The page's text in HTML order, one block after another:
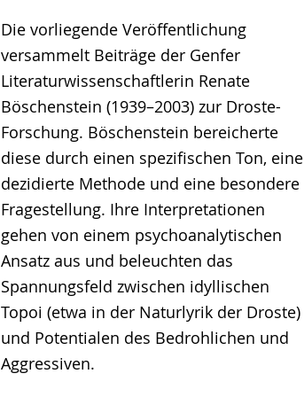
Die vorliegende Veröffentlichung
versammelt Beiträge der Genfer
Literaturwissenschaftlerin Renate
Böschenstein (1939–2003) zur Droste-
Forschung. Böschenstein bereicherte
diese durch einen spezifischen Ton, eine
dezidierte Methode und eine besondere
Fragestellung. Ihre Interpretationen
gehen von einem psychoanalytischen
Ansatz aus und beleuchten das
Spannungsfeld zwischen idyllischen
Topoi (etwa in der Naturlyrik der Droste)
und Potentialen des Bedrohlichen und
Aggressiven.